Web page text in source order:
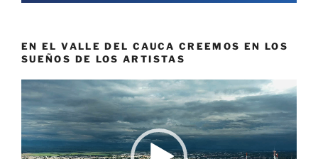
EN EL VALLE DEL CAUCA CREEMOS EN LOS
SUEÑOS DE LOS ARTISTAS
Reproductor
de
vídeo